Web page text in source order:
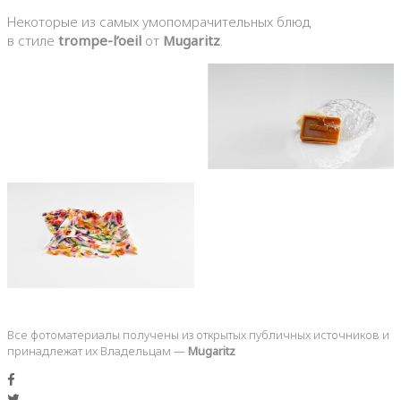
Некоторые из самых умопомрачительных блюд
в стиле trompe-l’oeil от Mugaritz.
Все фотоматериалы получены из открытых публичных источников и
принадлежат их Владельцам — Mugaritz